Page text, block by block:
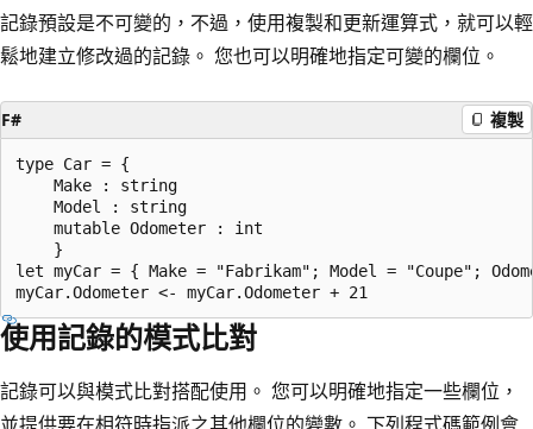
記錄預設是不可變的，不過，使用複製和更新運算式，就可以輕
鬆地建立修改過的記錄。 您也可以明確地指定可變的欄位。
F# 複製
type Car = {
    Make : string
    Model : string
    mutable Odometer : int
    }
let myCar = { Make = "Fabrikam"; Model = "Coupe";
使用記錄的模式比對
記錄可以與模式比對搭配使用。 您可以明確地指定一些欄位，
並提供要在相符時指派之其他欄位的變數。 下列程式碼範例會